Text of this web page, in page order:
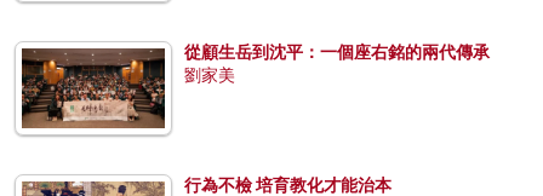
從顧生岳到沈平：一個座右銘的兩代傳承
劉家美
行為不檢 培育教化才能治本